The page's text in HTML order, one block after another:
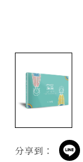
分享到：